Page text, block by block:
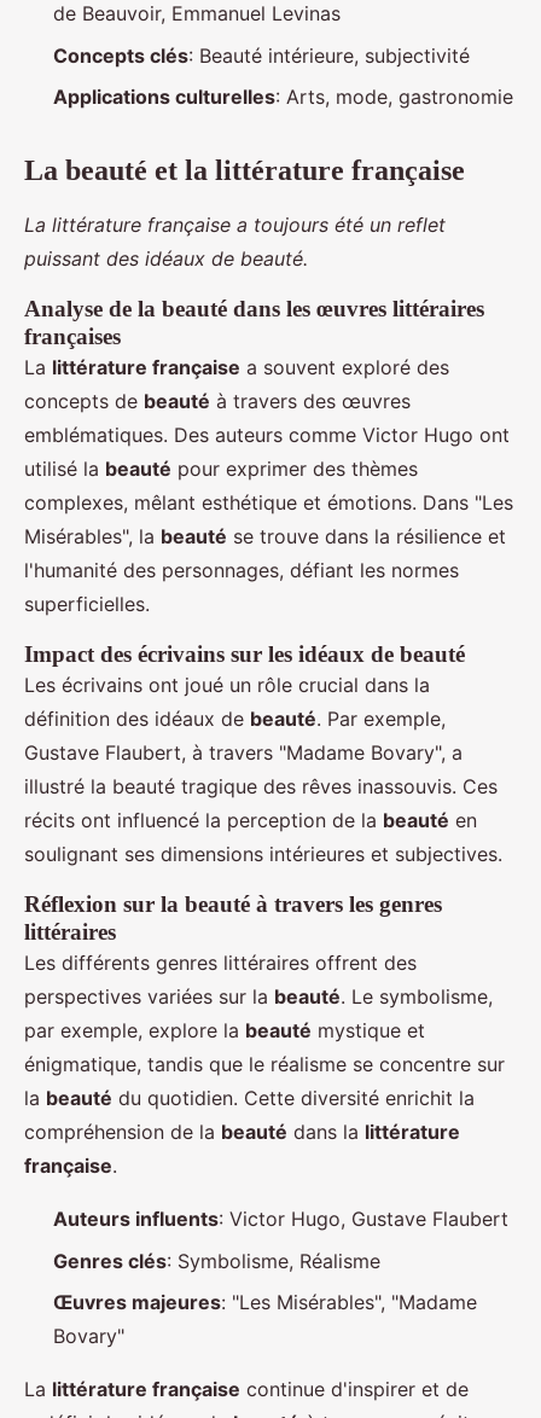
de Beauvoir, Emmanuel Levinas
Concepts clés: Beauté intérieure, subjectivité
Applications culturelles: Arts, mode, gastronomie
La beauté et la littérature française
La littérature française a toujours été un reflet
puissant des idéaux de beauté.
Analyse de la beauté dans les œuvres littéraires
françaises
La littérature française a souvent exploré des
concepts de beauté à travers des œuvres
emblématiques. Des auteurs comme Victor Hugo ont
utilisé la beauté pour exprimer des thèmes
complexes, mêlant esthétique et émotions. Dans "Les
Misérables", la beauté se trouve dans la résilience et
l'humanité des personnages, défiant les normes
superficielles.
Impact des écrivains sur les idéaux de beauté
Les écrivains ont joué un rôle crucial dans la
définition des idéaux de beauté. Par exemple,
Gustave Flaubert, à travers "Madame Bovary", a
illustré la beauté tragique des rêves inassouvis. Ces
récits ont influencé la perception de la beauté en
soulignant ses dimensions intérieures et subjectives.
Réflexion sur la beauté à travers les genres
littéraires
Les différents genres littéraires offrent des
perspectives variées sur la beauté. Le symbolisme,
par exemple, explore la beauté mystique et
énigmatique, tandis que le réalisme se concentre sur
la beauté du quotidien. Cette diversité enrichit la
compréhension de la beauté dans la littérature
française.
Auteurs influents: Victor Hugo, Gustave Flaubert
Genres clés: Symbolisme, Réalisme
Œuvres majeures: "Les Misérables", "Madame
Bovary"
La littérature française continue d'inspirer et de